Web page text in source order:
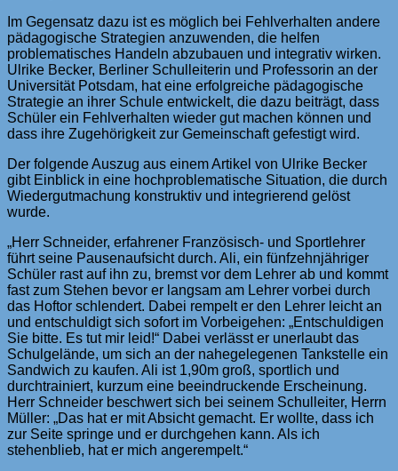
Im Gegensatz dazu ist es möglich bei Fehlverhalten andere
pädagogische Strategien anzuwenden, die helfen
problematisches Handeln abzubauen und integrativ wirken.
Ulrike Becker, Berliner Schulleiterin und Professorin an der
Universität Potsdam, hat eine erfolgreiche pädagogische
Strategie an ihrer Schule entwickelt, die dazu beiträgt, dass
Schüler ein Fehlverhalten wieder gut machen können und
dass ihre Zugehörigkeit zur Gemeinschaft gefestigt wird.
Der folgende Auszug aus einem Artikel von Ulrike Becker
gibt Einblick in eine hochproblematische Situation, die durch
Wiedergutmachung konstruktiv und integrierend gelöst
wurde.
„Herr Schneider, erfahrener Französisch- und Sportlehrer
führt seine Pausenaufsicht durch. Ali, ein fünfzehnjähriger
Schüler rast auf ihn zu, bremst vor dem Lehrer ab und kommt
fast zum Stehen bevor er langsam am Lehrer vorbei durch
das Hoftor schlendert. Dabei rempelt er den Lehrer leicht an
und entschuldigt sich sofort im Vorbeigehen: „Entschuldigen
Sie bitte. Es tut mir leid!“ Dabei verlässt er unerlaubt das
Schulgelände, um sich an der nahegelegenen Tankstelle ein
Sandwich zu kaufen. Ali ist 1,90m groß, sportlich und
durchtrainiert, kurzum eine beeindruckende Erscheinung.
Herr Schneider beschwert sich bei seinem Schulleiter, Herrn
Müller: „Das hat er mit Absicht gemacht. Er wollte, dass ich
zur Seite springe und er durchgehen kann. Als ich
stehenblieb, hat er mich angerempelt.“